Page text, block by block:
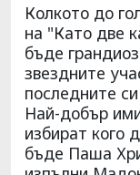
Колкото до
на "Като две
бъде
звездните
последните
Най-добър
избират кого
бъде Паша